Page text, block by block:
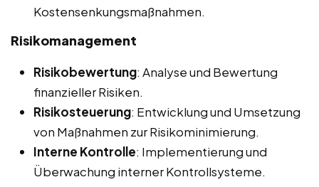
Kostensenkungsmaßnahmen.
Risikomanagement
Risikobewertung: Analyse und Bewertung
finanzieller Risiken.
Risikosteuerung: Entwicklung und Umsetzung
von Maßnahmen zur Risikominimierung.
Interne Kontrolle: Implementierung und
Überwachung interner Kontrollsysteme.